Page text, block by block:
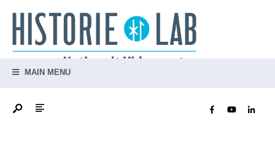
MAIN MENU